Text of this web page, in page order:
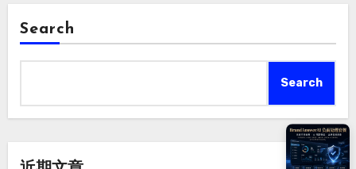
Search
Search